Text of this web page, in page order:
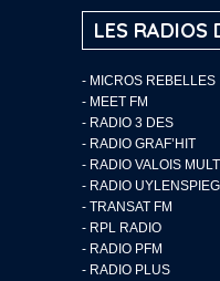
LES RADIOS
- MICROS REBELLES
- MEET FM
- RADIO 3 DES
- RADIO GRAF’HIT
- RADIO VALOIS
- RADIO
- TRANSAT FM
- RPL RADIO
- RADIO PFM
- RADIO PLUS